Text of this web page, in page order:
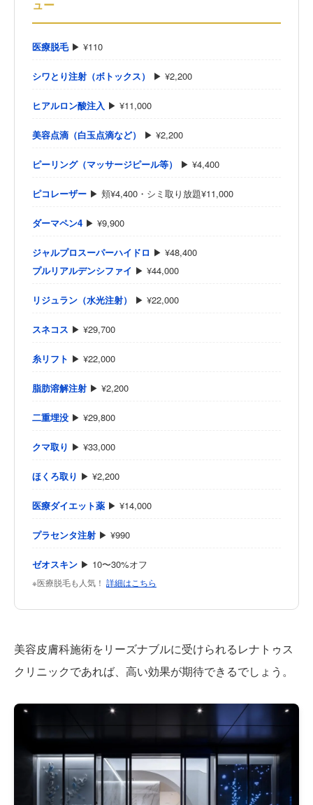
ュー
医療脱毛▶ ¥110
シワとり注射（ボトックス） ▶ ¥2,200
ヒアルロン酸注入 ▶ ¥11,000
美容点滴（白玉点滴など） ▶ ¥2,200
ピーリング（マッサージピール等） ▶ ¥4,400
ピコレーザー ▶ 頬¥4,400・シミ取り放題¥11,000
ダーマペン4 ▶ ¥9,900
ジャルプロスーパーハイドロ ▶ ¥48,400
プルリアルデンシファイ ▶ ¥44,000
リジュラン（水光注射） ▶ ¥22,000
スネコス ▶ ¥29,700
糸リフト ▶ ¥22,000
脂肪溶解注射 ▶ ¥2,200
二重埋没 ▶ ¥29,800
クマ取り ▶ ¥33,000
ほくろ取り ▶ ¥2,200
医療ダイエット薬 ▶ ¥14,000
プラセンタ注射 ▶ ¥990
ゼオスキン ▶ 10〜30%オフ
※医療脱毛も人気！ 詳細はこちら
美容皮膚科施術をリーズナブルに受けられるレナトゥス
クリニックであれば、高い効果が期待できるでしょう。